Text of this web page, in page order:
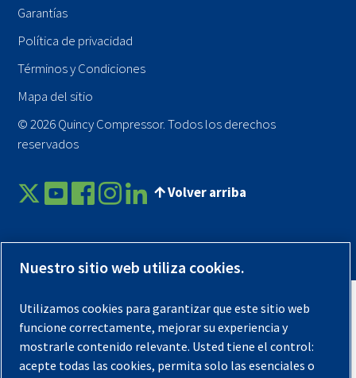
Garantías
Política de privacidad
Términos y Condiciones
Mapa del sitio
© 2026 Quincy Compressor. Todos los derechos
reservados
Volver arriba
Nuestro sitio web utiliza cookies.
Utilizamos cookies para garantizar que este sitio web
funcione correctamente, mejorar su experiencia y
mostrarle contenido relevante. Usted tiene el control:
acepte todas las cookies, permita solo las esenciales o